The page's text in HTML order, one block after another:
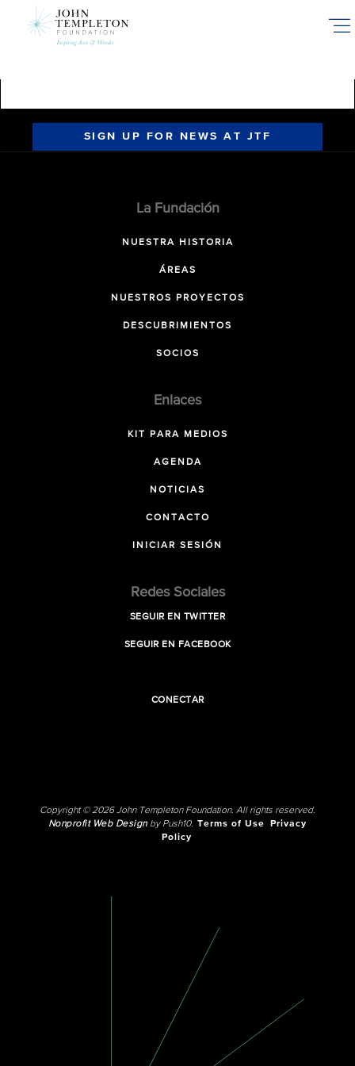
SIGN UP FOR NEWS AT JTF
La Fundación
NUESTRA HISTORIA
ÁREAS
NUESTROS PROYECTOS
DESCUBRIMIENTOS
SOCIOS
Enlaces
KIT PARA MEDIOS
AGENDA
NOTICIAS
CONTACTO
INICIAR SESIÓN
Redes Sociales
SEGUIR EN TWITTER
SEGUIR EN FACEBOOK
CONECTAR
Copyright © 2026 John Templeton Foundation. All rights reserved.
Nonprofit Web Designby Push10. Terms of Use
Privacy
Policy